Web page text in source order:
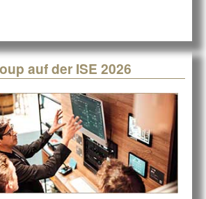
auf der ISE 2026